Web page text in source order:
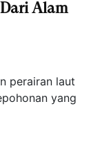
Alam
perairan laut
yang